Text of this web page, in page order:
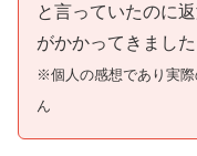
と言っていたのに
がかかってきました
※個人の感想であり実
ん